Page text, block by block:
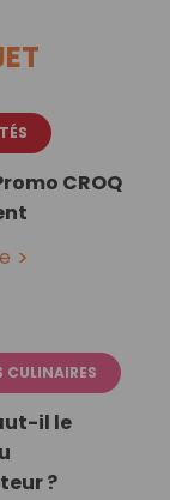
CROQ
CULINAIRES
il le
?